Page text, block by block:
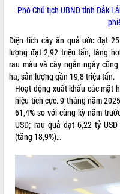
tại Nghĩa trang Liệt sĩ xã Sơn Hòa
Bàn giải pháp tháo gỡ khó khăn
xuất khẩu sầu riêng và triển khai
định EUDR
Thứ trưởng Bộ Nông nghiệp và Môi
trường Nguyễn Hoàng Hiệp khảo sát
vùng trồng và doanh nghiệp đóng
sầu riêng tại Đắk Lắk
Trình diễn nghệ thuật chế biến các
món ăn từ sầu riêng
tiến đầu tư tỉnh
Ngành cá ngừ Đắk Lắk chủ động
ứng để giữ vững thị trường xuất
Phó Chủ tịch UBND tỉnh Đắk
Diện tích cây ăn quả ước đạt
lượng đạt 2,92 triệu tấn, tăng
rau màu và cây ngắn ngày
ha, sản lượng gần 19,8 triệu tấn.
Hoạt động xuất khẩu các mặt
hiệu tích cực. 9 tháng năm
61,4% so với cùng kỳ năm
USD; rau quả đạt 6,22 tỷ
(tăng 18,9%)…